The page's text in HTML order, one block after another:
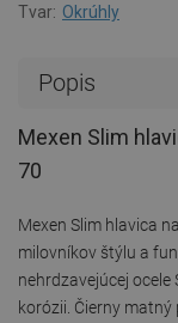
Tvar: Okrúhly
Popis
Mexen Slim
70
Mexen Slim hlavica
milovníkov štýlu a
nehrdzavejúcej
korózii. Čierny